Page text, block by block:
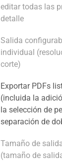
editar todas las
detalle
Salida
individual
corte)
Exportar PDFs
(incluida la
la selección de
separación de
Tamaño de
(tamaño de